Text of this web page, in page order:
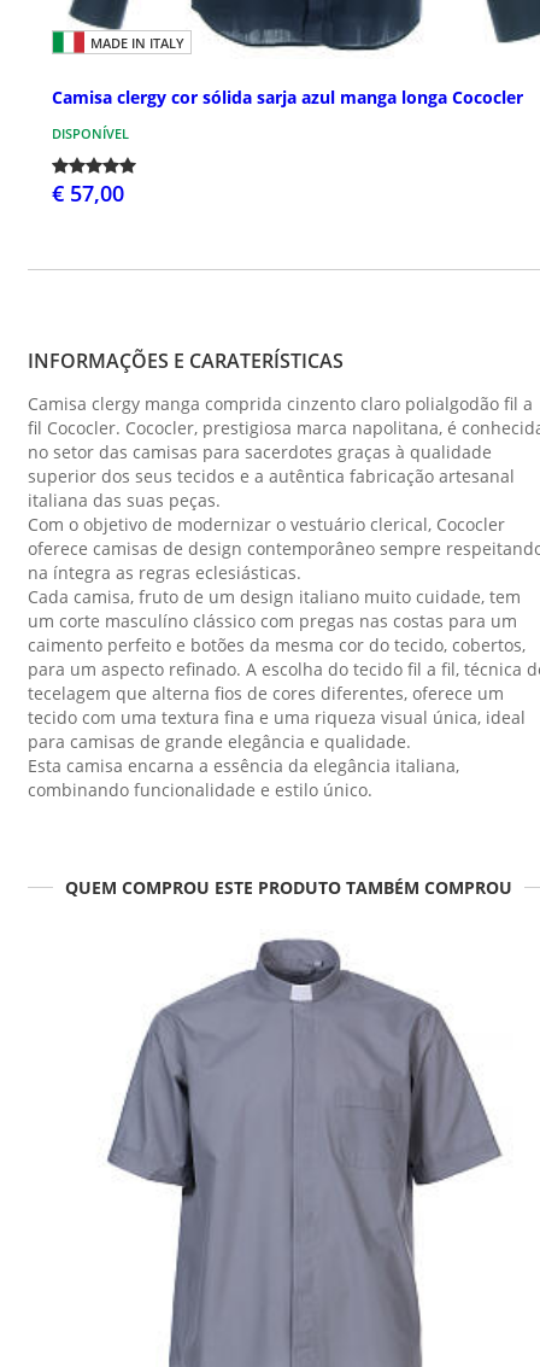
MADE IN ITALY
Camisa clergy cor sólida sarja azul manga longa Cococler
DISPONÍVEL
€ 57,00
INFORMAÇÕES E CARATERÍSTICAS
Camisa clergy manga comprida cinzento claro polialgodão fil a
fil Cococler. Cococler, prestigiosa marca napolitana, é
no setor das camisas para sacerdotes graças à qualidade
superior dos seus tecidos e a autêntica fabricação artesanal
italiana das suas peças.
Com o objetivo de modernizar o vestuário clerical, Cococler
oferece camisas de design contemporâneo sempre
na íntegra as regras eclesiásticas.
Cada camisa, fruto de um design italiano muito cuidade, tem
um corte masculíno clássico com pregas nas costas para um
caimento perfeito e botões da mesma cor do tecido, cobertos,
para um aspecto refinado. A escolha do tecido fil a fil, técnica
tecelagem que alterna fios de cores diferentes, oferece um
tecido com uma textura fina e uma riqueza visual única, ideal
para camisas de grande elegância e qualidade.
Esta camisa encarna a essência da elegância italiana,
combinando funcionalidade e estilo único.
QUEM COMPROU ESTE PRODUTO TAMBÉM COMPROU